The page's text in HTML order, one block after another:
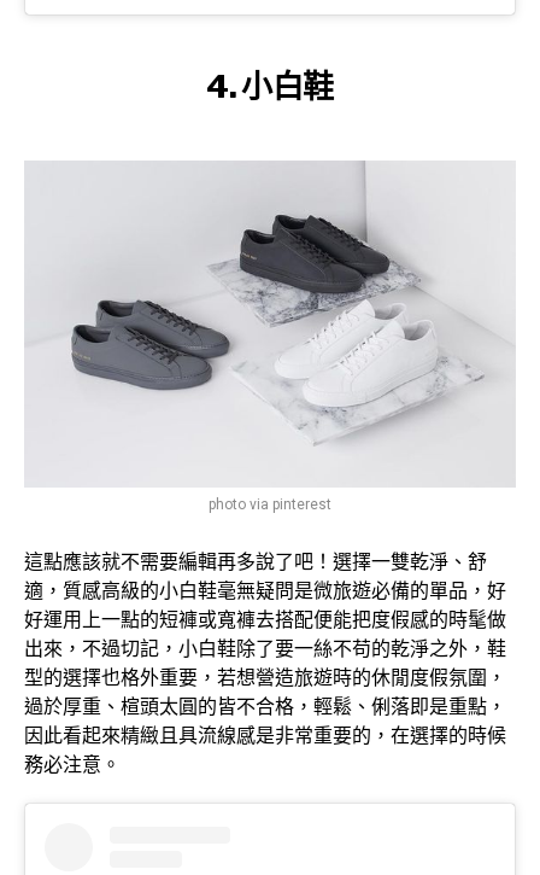
4. 小白鞋
photo via pinterest
這點應該就不需要編輯再多說了吧！選擇一雙乾淨、舒
適，質感高級的小白鞋毫無疑問是微旅遊必備的單品，好
好運用上一點的短褲或寬褲去搭配便能把度假感的時髦做
出來，不過切記，小白鞋除了要一絲不苟的乾淨之外，鞋
型的選擇也格外重要，若想營造旅遊時的休閒度假氛圍，
過於厚重、楦頭太圓的皆不合格，輕鬆、俐落即是重點，
因此看起來精緻且具流線感是非常重要的，在選擇的時候
務必注意。